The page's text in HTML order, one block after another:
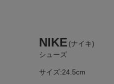
NIKE (ナイキ)
シューズ
サイズ:24.5cm